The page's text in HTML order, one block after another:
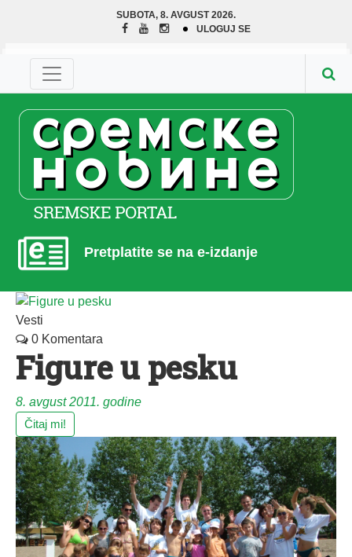
SUBOTA, 8. AVGUST 2026.
ULOGUJ SE
Pretplatite se na e-izdanje
Vesti
0 Komentara
Figure u pesku
8. avgust 2011. godine
Čitaj mi!